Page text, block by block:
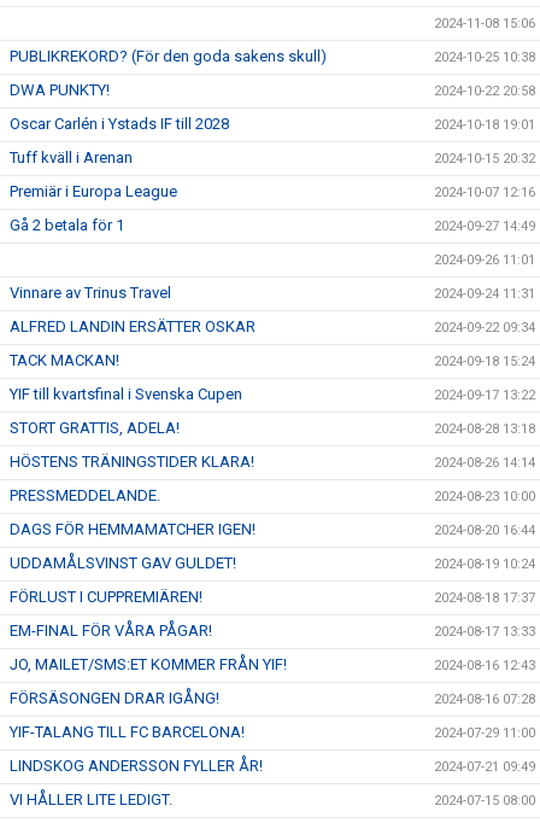
2024-11-08 15:06
PUBLIKREKORD? (För den goda sakens skull) 2024-10-25 10:38
DWA PUNKTY! 2024-10-22 20:58
Oscar Carlén i Ystads IF till 2028 2024-10-18 19:01
Tuff kväll i Arenan 2024-10-15 20:32
Premiär i Europa League 2024-10-07 12:16
Gå 2 betala för 1 2024-09-27 14:49
2024-09-26 11:01
Vinnare av Trinus Travel 2024-09-24 11:31
ALFRED LANDIN ERSÄTTER OSKAR 2024-09-22 09:34
TACK MACKAN! 2024-09-18 15:24
YIF till kvartsfinal i Svenska Cupen 2024-09-17 13:22
STORT GRATTIS, ADELA! 2024-08-28 13:18
HÖSTENS TRÄNINGSTIDER KLARA! 2024-08-26 14:14
PRESSMEDDELANDE. 2024-08-23 10:00
DAGS FÖR HEMMAMATCHER IGEN! 2024-08-20 16:44
UDDAMÅLSVINST GAV GULDET! 2024-08-19 10:24
FÖRLUST I CUPPREMIÄREN! 2024-08-18 17:37
EM-FINAL FÖR VÅRA PÅGAR! 2024-08-17 13:33
JO, MAILET/SMS:ET KOMMER FRÅN YIF! 2024-08-16 12:43
FÖRSÄSONGEN DRAR IGÅNG! 2024-08-16 07:28
YIF-TALANG TILL FC BARCELONA! 2024-07-29 11:00
LINDSKOG ANDERSSON FYLLER ÅR! 2024-07-21 09:49
VI HÅLLER LITE LEDIGT. 2024-07-15 08:00